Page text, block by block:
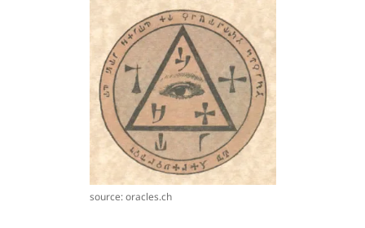
source: oracles.ch